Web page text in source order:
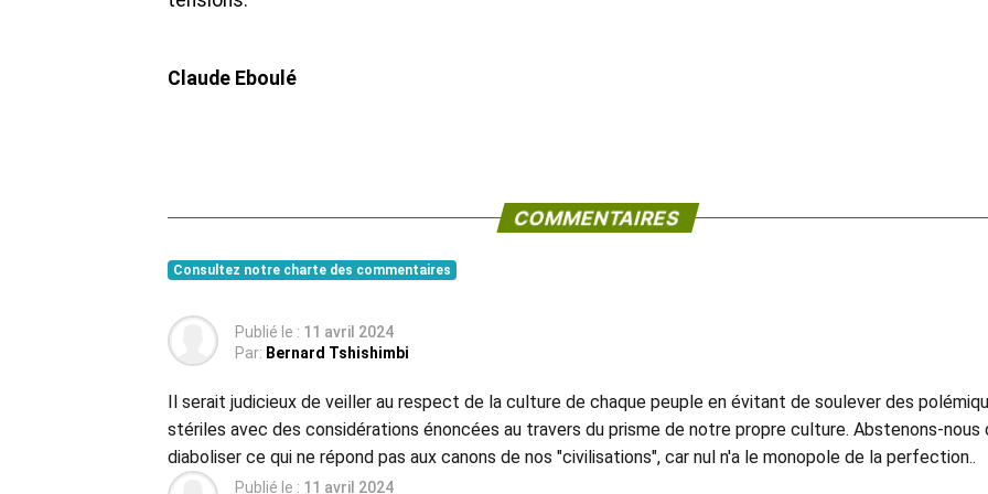
Claude Eboulé
COMMENTAIRES
Consultez notre charte des commentaires
Publié le : 11 avril 2024
Par: Bernard Tshishimbi
Il serait judicieux de veiller au respect de la culture de chaque peuple en évitant de soulever des
stériles avec des considérations énoncées au travers du prisme de notre propre culture. Abstenons-nous
diaboliser ce qui ne répond pas aux canons de nos "civilisations", car nul n'a le monopole de la perfection..
Publié le : 11 avril 2024